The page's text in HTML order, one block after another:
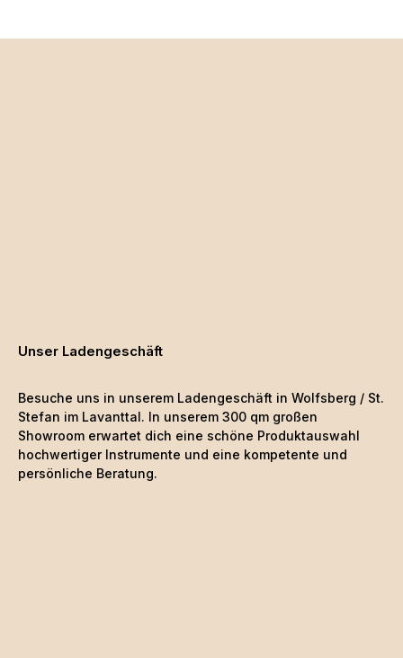
Unser Ladengeschäft
Besuche uns in unserem Ladengeschäft in Wolfsberg / St.
Stefan im Lavanttal. In unserem 300 qm großen
Showroom erwartet dich eine schöne Produktauswahl
hochwertiger Instrumente und eine kompetente und
persönliche Beratung.